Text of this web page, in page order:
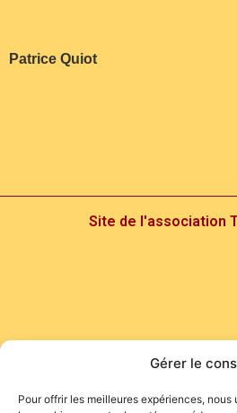
Gérer le
Pour offrir les meilleures expériences,
Patrice Quiot
Site de l'association